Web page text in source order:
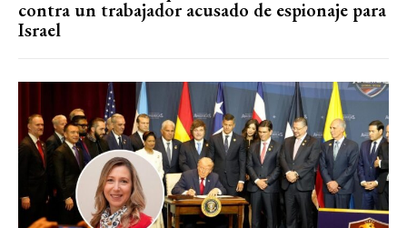
contra un trabajador acusado de espionaje para
Israel